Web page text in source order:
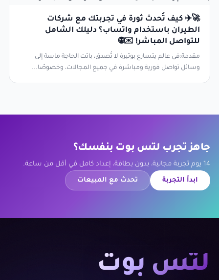
🚀✈️ كيف تُحدث ثورة في تجربتك مع شركات
الطيران باستخدام واتساب؟ دليلك الشامل
للتواصل المباشر! ✉️🌐
مقدمة:في عالم يتسارع بوتيرة لا تُصدق، باتت الحاجة ماسة إلى
وسائل تواصل فورية ومباشرة في جميع المجالات، وخصوصًا...
جاهز تجرب لتس بوت بنفسك؟
14 يوم تجربة مجانية، بدون بطاقة، إعداد كامل في أقل من ساعة.
ابدأ التجربة تحدث مع المبيعات
لتس بوت